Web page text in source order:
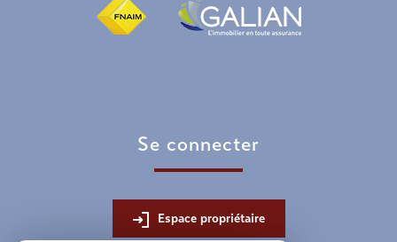
se connecter
Espace propriétaire